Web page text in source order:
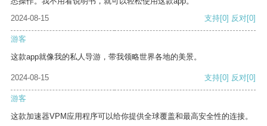
2024-08-15
支持[0] 反对[0]
游客
这款app就像我的私人导游，带我领略世界各地的美景。
2024-08-15 支持[0] 反对[0]
游客
这款加速器VPM应用程序可以给你提供全球覆盖和最高安全性的连接。